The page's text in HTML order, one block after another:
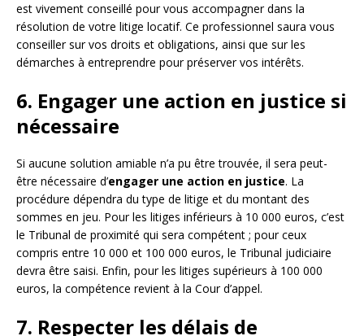
est vivement conseillé pour vous accompagner dans la
résolution de votre litige locatif. Ce professionnel saura vous
conseiller sur vos droits et obligations, ainsi que sur les
démarches à entreprendre pour préserver vos intérêts.
6. Engager une action en justice si
nécessaire
Si aucune solution amiable n’a pu être trouvée, il sera peut-
être nécessaire d’engager une action en justice. La
procédure dépendra du type de litige et du montant des
sommes en jeu. Pour les litiges inférieurs à 10 000 euros, c’est
le Tribunal de proximité qui sera compétent ; pour ceux
compris entre 10 000 et 100 000 euros, le Tribunal judiciaire
devra être saisi. Enfin, pour les litiges supérieurs à 100 000
euros, la compétence revient à la Cour d’appel.
7. Respecter les délais de